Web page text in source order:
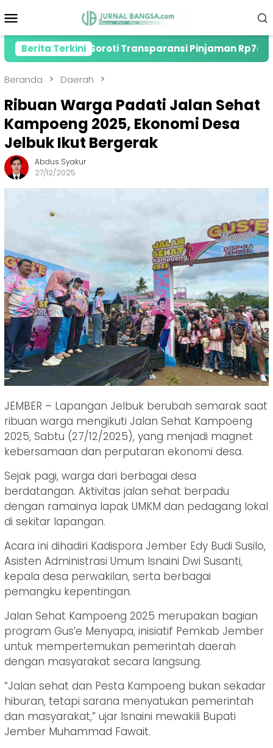
ke
Mobile
Berita Terkini
Soroti Transparansi Pinjaman Rp785 Miliar
Beranda Daerah
Ribuan Warga Padati Jalan Sehat
Kampoeng 2025, Ekonomi Desa
Jelbuk Ikut Bergerak
Abdus Syakur
27/12/2025
JEMBER – Lapangan Jelbuk berubah semarak saat
ribuan warga mengikuti Jalan Sehat Kampoeng
2025, Sabtu (27/12/2025), yang menjadi magnet
kebersamaan dan perputaran ekonomi desa.
Sejak pagi, warga dari berbagai desa
berdatangan. Aktivitas jalan sehat berpadu
dengan ramainya lapak UMKM dan pedagang lokal
di sekitar lapangan.
Acara ini dihadiri Kadispora Jember Edy Budi Susilo,
Asisten Administrasi Umum Isnaini Dwi Susanti,
kepala desa perwakilan, serta berbagai
pemangku kepentingan.
Jalan Sehat Kampoeng 2025 merupakan bagian
program Gus’e Menyapa, inisiatif Pemkab Jember
untuk mempertemukan pemerintah daerah
dengan masyarakat secara langsung.
“Jalan sehat dan Pesta Kampoeng bukan sekadar
hiburan, tetapi sarana menyatukan pemerintah
dan masyarakat,” ujar Isnaini mewakili Bupati
Jember Muhammad Fawait.